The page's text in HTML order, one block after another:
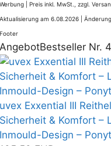
Werbung | Preis inkl. MwSt., zzgl.
Aktualisierung am 6.08.2026 |
Footer
AngebotBestseller Nr. 4
uvex Exxential III
Sicherheit & Komfort –
Inmould-Design –